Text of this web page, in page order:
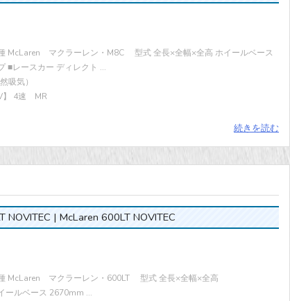
McLaren マクラーレン・M8C 型式 全長×全幅×全高 ホイールベース
■レースカー ディレクト ...
吸気）
】 4速 MR
続きを読む
NOVITEC | McLaren 600LT NOVITEC
McLaren マクラーレン・600LT 型式 全長×全幅×全高
ールベース 2670mm ...